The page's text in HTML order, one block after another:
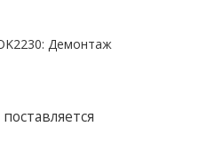
Демонтаж